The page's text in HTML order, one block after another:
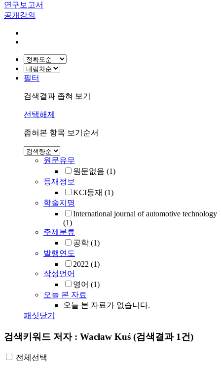
연구보고서
공개강의
필터
검색결과 좁혀 보기
선택해제
좁혀본 항목 보기순서
원문유무
원문없음 (1)
등재정보
KCI등재 (1)
학술지명
International journal of automotive technology
(1)
주제분류
공학 (1)
발행연도
2022 (1)
작성언어
영어 (1)
오늘 본 자료
오늘 본 자료가 없습니다.
패싯닫기
검색키워드 저자 : Wacław Kuś (검색결과 1건)
전체선택